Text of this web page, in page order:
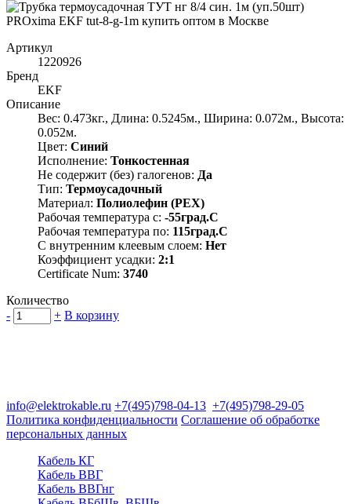
Артикул
1220926
Бренд
EKF
Описание
Вес: 0.473кг., Длина: 0.5245м., Ширина: 0.072м., Высота:
0.052м.
Цвет: Синий
Исполнение: Тонкостенная
Не содержит (без) галогенов: Да
Тип: Термоусадочный
Материал: Полиолефин (PEX)
Рабочая температура с: -55град.C
Рабочая температура по: 115град.C
С внутренним клеевым слоем: Нет
Коэффициент усадки: 2:1
Certificate Num: 3740
Количество
-
+ В корзину
info@elektrokable.ru +7(495)798-04-13 +7(495)798-29-05
Политика конфиденциальности Соглашение об обработке
персональных данных
Кабель КГ
Кабель ВВГ
Кабель ВВГнг